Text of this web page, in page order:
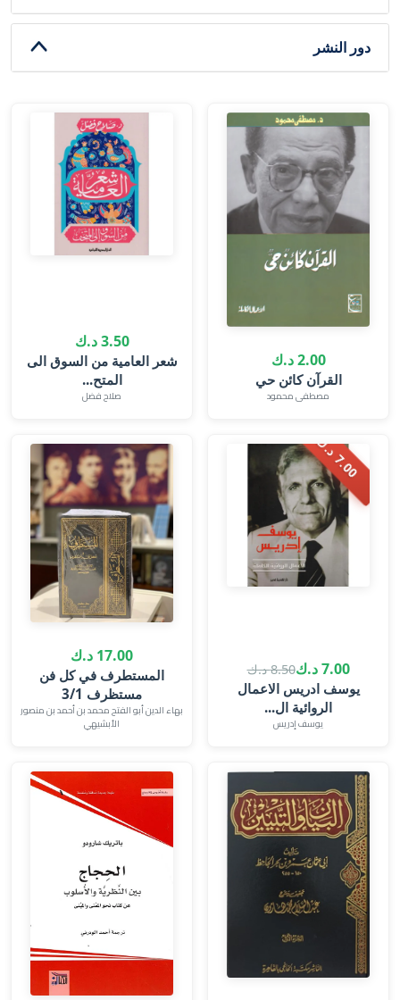
دور النشر
2.00 د.ك
القرآن كائن حي
مصطفى محمود
3.50 د.ك
شعر العامية من السوق الى
المتح...
صلاح فضل
7
.
0
0
د
.
ك
7.00 د.ك 8.50 د.ك
يوسف ادريس الاعمال
الروائية ال...
يوسف إدريس
17.00 د.ك
المستطرف في كل فن
مستظرف 3/1
بهاء الدين أبو الفتح محمد بن أحمد بن منصور
الأبشيهي